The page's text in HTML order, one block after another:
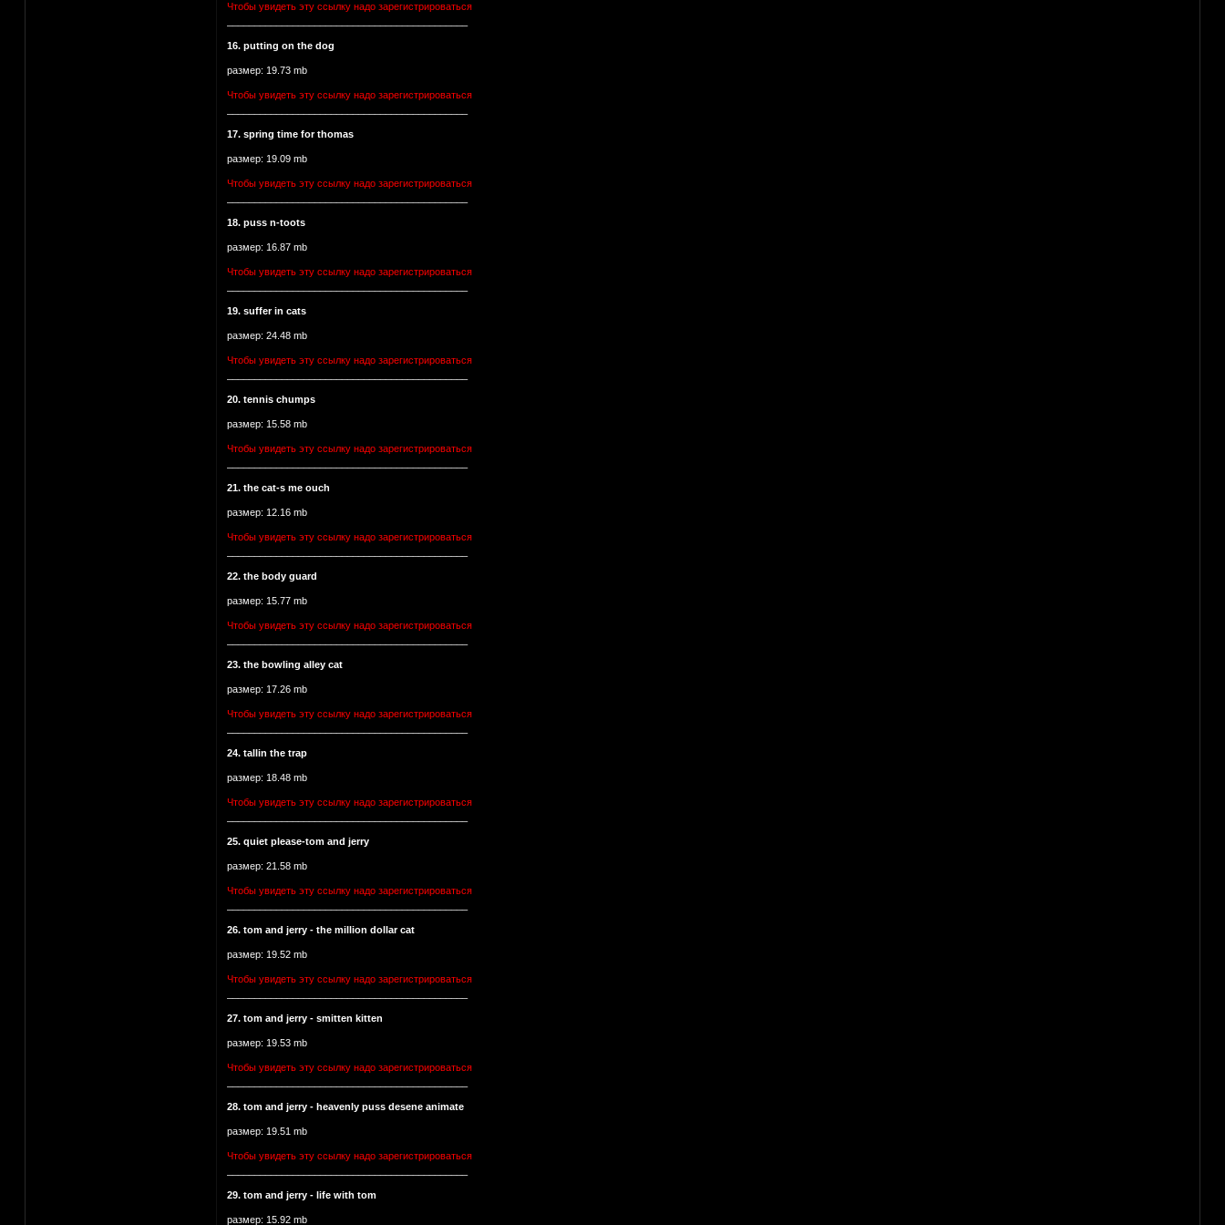
Чтобы увидеть эту ссылку надо зарегистрироваться
16. putting on the dog
размер: 19.73 mb
Чтобы увидеть эту ссылку надо зарегистрироваться
17. spring time for thomas
размер: 19.09 mb
Чтобы увидеть эту ссылку надо зарегистрироваться
18. puss n-toots
размер: 16.87 mb
Чтобы увидеть эту ссылку надо зарегистрироваться
19. suffer in cats
размер: 24.48 mb
Чтобы увидеть эту ссылку надо зарегистрироваться
20. tennis chumps
размер: 15.58 mb
Чтобы увидеть эту ссылку надо зарегистрироваться
21. the cat-s me ouch
размер: 12.16 mb
Чтобы увидеть эту ссылку надо зарегистрироваться
22. the body guard
размер: 15.77 mb
Чтобы увидеть эту ссылку надо зарегистрироваться
23. the bowling alley cat
размер: 17.26 mb
Чтобы увидеть эту ссылку надо зарегистрироваться
24. tallin the trap
размер: 18.48 mb
Чтобы увидеть эту ссылку надо зарегистрироваться
25. quiet please-tom and jerry
размер: 21.58 mb
Чтобы увидеть эту ссылку надо зарегистрироваться
26. tom and jerry - the million dollar cat
размер: 19.52 mb
Чтобы увидеть эту ссылку надо зарегистрироваться
27. tom and jerry - smitten kitten
размер: 19.53 mb
Чтобы увидеть эту ссылку надо зарегистрироваться
28. tom and jerry - heavenly puss desene animate
размер: 19.51 mb
Чтобы увидеть эту ссылку надо зарегистрироваться
29. tom and jerry - life with tom
размер: 15.92 mb